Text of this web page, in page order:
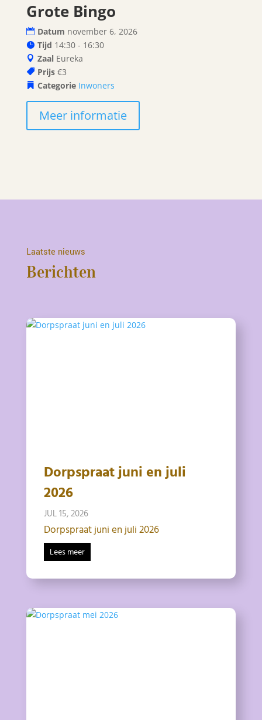
06
november
Grote Bingo
Datum november 6, 2026
Tijd 14:30 - 16:30
Zaal Eureka
Prijs €3
Categorie Inwoners
Meer informatie
Laatste nieuws
Berichten
Dorpspraat juni en juli
2026
JUL 15, 2026
Dorpspraat juni en juli 2026
Lees meer